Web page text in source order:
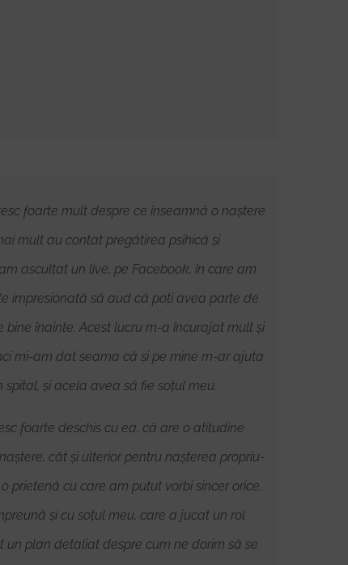
foarte mult despre ce înseamnă o naștere
mult au contat pregătirea psihică și
ascultat un live, pe Facebook, în care am
impresionată să aud că poți avea parte de
înainte. Acest lucru m-a încurajat mult și
mi-am dat seama că și pe mine m-ar ajuta
și acela avea să fie soțul meu.
foarte deschis cu ea, că are o atitudine
cât și ulterior pentru nașterea propriu-
cu care am putut vorbi sincer orice.
și cu soțul meu, care a jucat un rol
plan detaliat despre cum ne dorim să se